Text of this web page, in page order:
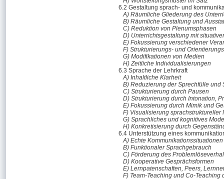
6.2 Gestaltung sprach- und
A) Räumliche Gliederung des
B) Räumliche Gestaltung und
C) Reduktion von Plenumsphasen
D) Unterrichtsgestaltung mit
E) Fokussierung verschiedener
F) Strukturierungs- und
G) Modifikationen von Medien
H) Zeitliche Individualisierungen
6.3 Sprache der Lehrkraft
A) Inhaltliche Klarheit
B) Reduzierung der Sprechfülle und
C) Strukturierung durch Pausen
D) Strukturierung durch Intonation,
E) Fokussierung durch Mimik und
F) Visualisierung sprachstruktureller
G) Sprachliches und kognitives
H) Konkretisierung durch
6.4 Unterstützung eines
A) Echte Kommunikationssituationen
B) Funktionaler Sprachgebrauch
C) Förderung des
D) Kooperative Gesprächsformen
E) Lernpatenschaften, Peers,
F) Team-Teaching und Co-Teaching